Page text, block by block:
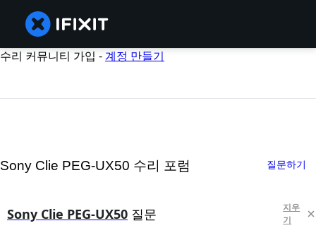
수리 커뮤니티 가입 -계정 만들기
Sony Clie PEG-UX50 수리 포럼 질문하기
Sony Clie PEG-UX50 질문
지우
기